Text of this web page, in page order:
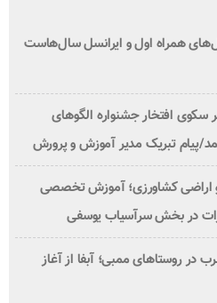
همراه اول و ایرانسل سال‌هاست
سکوی افتخار جشنواره الگوهای
پیام تبریک مدیر آموزش و پرورش
و اراضی کشاورزی؛ آموزش تخصصی
در بخش سرآسیاب یوسفی
روستاهای ممبی؛ آبفا از آغاز